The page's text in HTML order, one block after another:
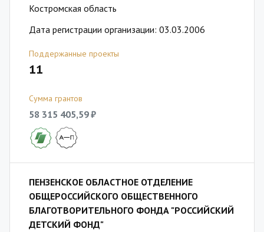
Костромская область
Дата регистрации организации: 03.03.2006
Поддержанные проекты
11
Сумма грантов
58 315 405,59 ₽
ПЕНЗЕНСКОЕ ОБЛАСТНОЕ ОТДЕЛЕНИЕ
ОБЩЕРОССИЙСКОГО ОБЩЕСТВЕННОГО
БЛАГОТВОРИТЕЛЬНОГО ФОНДА "РОССИЙСКИЙ
ДЕТСКИЙ ФОНД"